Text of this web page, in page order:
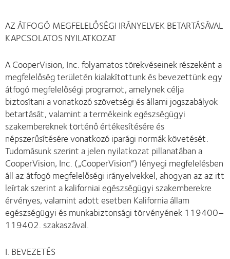
AZ ÁTFOGÓ MEGFELELŐSÉGI IRÁNYELVEK BETARTÁSÁVAL
KAPCSOLATOS NYILATKOZAT
A CooperVision, Inc. folyamatos törekvéseinek részeként a
megfelelőség területén kialakítottunk és bevezettünk egy
átfogó megfelelőségi programot, amelynek célja
biztosítani a vonatkozó szövetségi és állami jogszabályok
betartását, valamint a termékeink egészségügyi
szakembereknek történő értékesítésére és
népszerűsítésére vonatkozó iparági normák követését.
Tudomásunk szerint a jelen nyilatkozat pillanatában a
CooperVision, Inc. („CooperVision”) lényegi megfelelésben
áll az átfogó megfelelőségi irányelvekkel, ahogyan az az itt
leírtak szerint a kaliforniai egészségügyi szakemberekre
érvényes, valamint adott esetben Kalifornia állam
egészségügyi és munkabiztonsági törvényének 119400–
119402. szakaszával.
I. BEVEZETÉS